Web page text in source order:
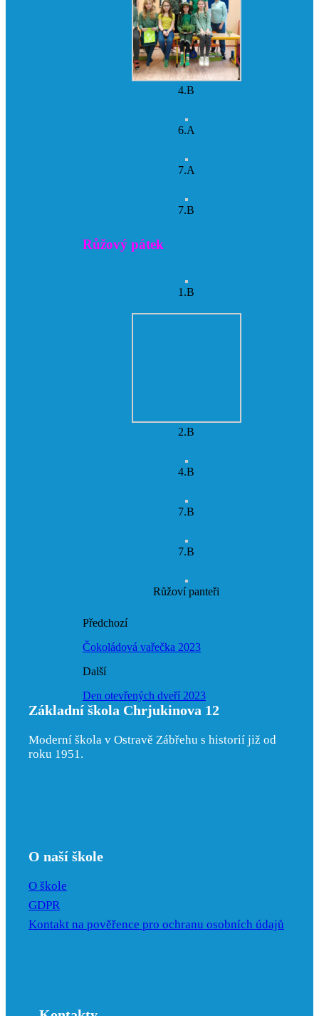
4.B
6.A
7.A
7.B
Růžový pátek
1.B
2.B
4.B
7.B
7.B
Růžoví panteři
Předchozí
Čokoládová vařečka 2023
Další
Den otevřených dveří 2023
Základní škola Chrjukinova 12
Moderní škola v Ostravě Zábřehu s historií již od
roku 1951.
O naší škole
O škole
GDPR
Kontakt na pověřence pro ochranu osobních údajů